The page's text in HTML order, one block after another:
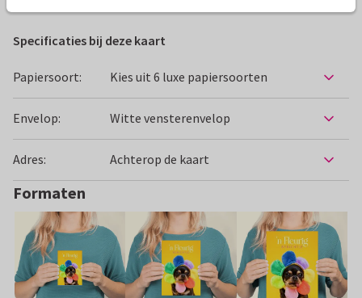
Specificaties bij deze kaart
Papiersoort: Kies uit 6 luxe papiersoorten
Envelop: Witte vensterenvelop
Adres: Achterop de kaart
Formaten